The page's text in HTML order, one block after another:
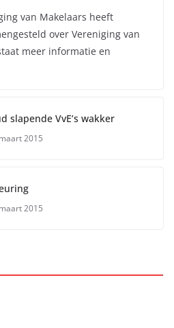
van Makelaars heeft
over Vereniging van
meer informatie en
slapende VvE’s wakker
2015
2015